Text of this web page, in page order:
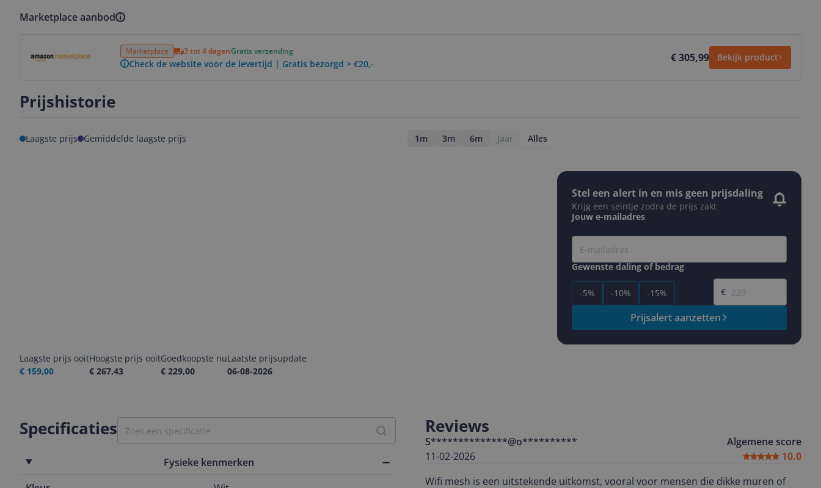
Marketplace aanbod
Marketplace 3 tot 4 dagenGratis verzending
Check de website voor de levertijd | Gratis bezorgd > €20,- € 305,99 Bekijk product
Prijshistorie
Laagste prijs Gemiddelde laagste prijs 1m 3m 6m Jaar Alles
Laagste prijs ooit
€ 159,00
Hoogste prijs ooit
€ 267,43
Goedkoopste nu
€ 229,00
Laatste prijsupdate
06-08-2026
Stel een alert in en mis geen prijsdaling
Krijg een seintje zodra de prijs zakt
Jouw e-mailadres
Gewenste daling of bedrag
-5% -10% -15%
Gewenste prijs
€
Prijsalert aanzetten
Specificaties
Fysieke kenmerken
Reviews
S**************@o**********
11-02-2026
Algemene score
10.0
Wifi mesh is een uitstekende uitkomst, vooral voor mensen die dikke muren of